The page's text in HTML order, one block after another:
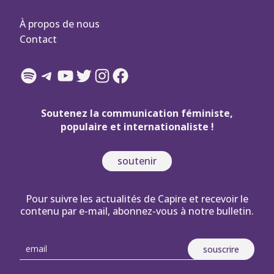
À propos de nous
Contact
Spotify
Telegram
YouTube
Twitter
Instagram
Facebook
Soutenez la communication féministe,
populaire et internationaliste !
soutenir
Pour suivre les actualités de Capire et recevoir le
contenu par e-mail, abonnez-vous à notre bulletin.